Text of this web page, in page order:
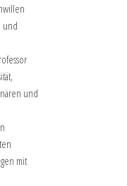
und
und
mit